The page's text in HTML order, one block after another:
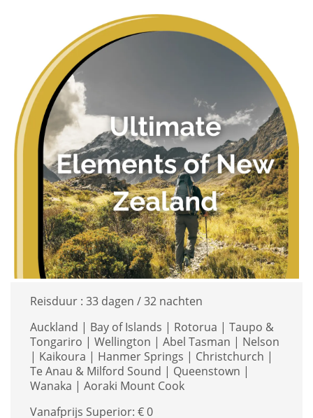
Reisduur : 33 dagen / 32 nachten
Auckland | Bay of Islands | Rotorua | Taupo &
Tongariro | Wellington | Abel Tasman | Nelson
| Kaikoura | Hanmer Springs | Christchurch |
Te Anau & Milford Sound | Queenstown |
Wanaka | Aoraki Mount Cook
Vanafprijs Superior: €0